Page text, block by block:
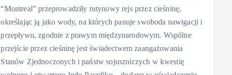
“Montreal” przeprowadziły rutynowy rejs przez cieśninę,
określając ją jako wody, na których panuje swoboda nawigacji i
przepływu, zgodnie z prawym międzynarodowym. Wspólne
przejście przez cieśninę jest świadectwem zaangażowania
Stanów Zjednoczonych i państw sojuszniczych w kwestię